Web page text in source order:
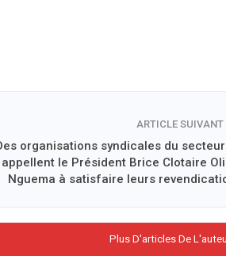
ARTICLE SUIVANT
organisations syndicales du
appellent le Président Brice Clotaire
Nguema à satisfaire leurs
Plus D'articles De